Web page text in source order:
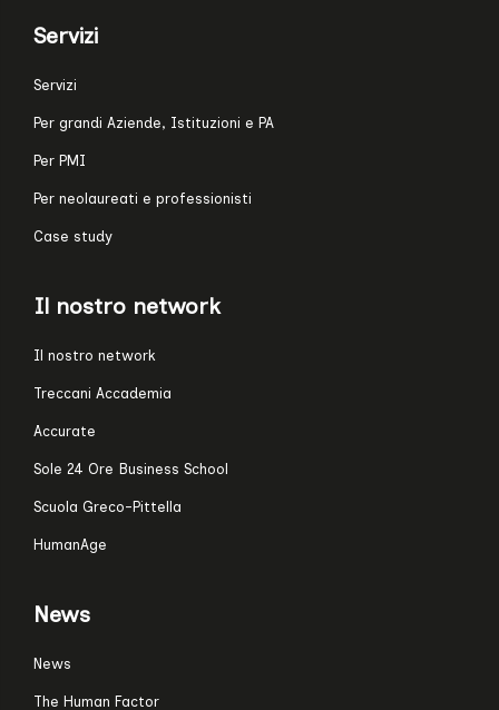
Servizi
Servizi
Per grandi Aziende, Istituzioni e PA
Per PMI
Per neolaureati e professionisti
Case study
Il nostro network
Il nostro network
Treccani Accademia
Accurate
Sole 24 Ore Business School
Scuola Greco-Pittella
HumanAge
News
News
The Human Factor